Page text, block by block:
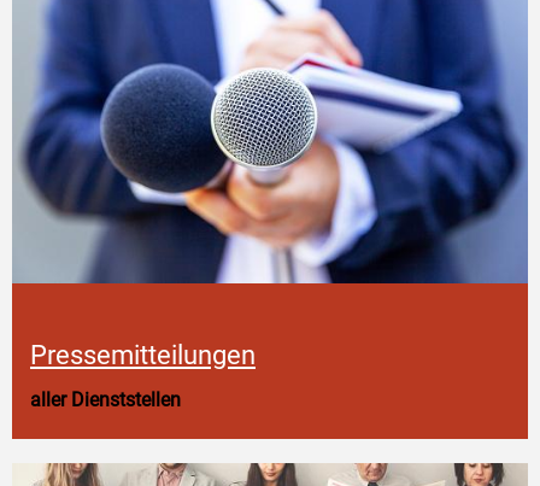
Pressemitteilungen
aller Dienststellen